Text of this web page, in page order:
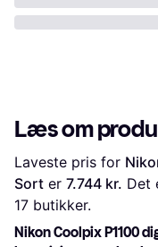
Læs om
Laveste pris for
Sort er 7.744 kr.
17 butikker.
Nikon Coolpix P1100